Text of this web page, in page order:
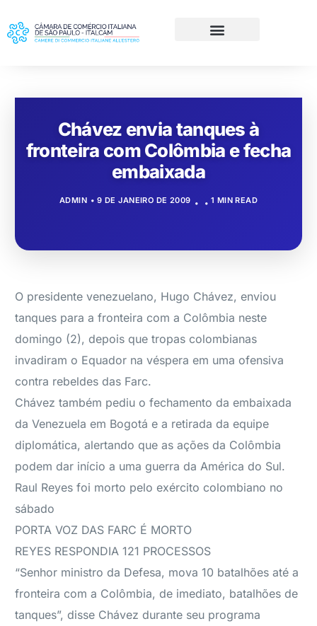
Chávez envia tanques à
fronteira com Colômbia e fecha
embaixada
ADMIN 9 DE JANEIRO DE 2009 1 MIN READ
O presidente venezuelano, Hugo Chávez, enviou
tanques para a fronteira com a Colômbia neste
domingo (2), depois que tropas colombianas
invadiram o Equador na véspera em uma ofensiva
contra rebeldes das Farc.
Chávez também pediu o fechamento da embaixada
da Venezuela em Bogotá e a retirada da equipe
diplomática, alertando que as ações da Colômbia
podem dar início a uma guerra da América do Sul.
Raul Reyes foi morto pelo exército colombiano no
sábado
PORTA VOZ DAS FARC É MORTO
REYES RESPONDIA 121 PROCESSOS
“Senhor ministro da Defesa, mova 10 batalhões até a
fronteira com a Colômbia, de imediato, batalhões de
tanques”, disse Chávez durante seu programa